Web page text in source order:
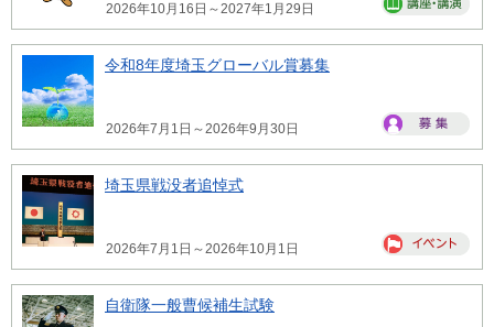
2026年10月16日～2027年1月29日
令和8年度埼玉グローバル賞募集
2026年7月1日～2026年9月30日
埼玉県戦没者追悼式
2026年7月1日～2026年10月1日
自衛隊一般曹候補生試験